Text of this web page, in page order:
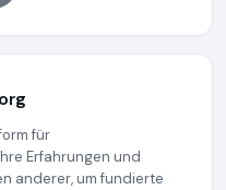
für
Erfahrungen und
anderer, um fundierte